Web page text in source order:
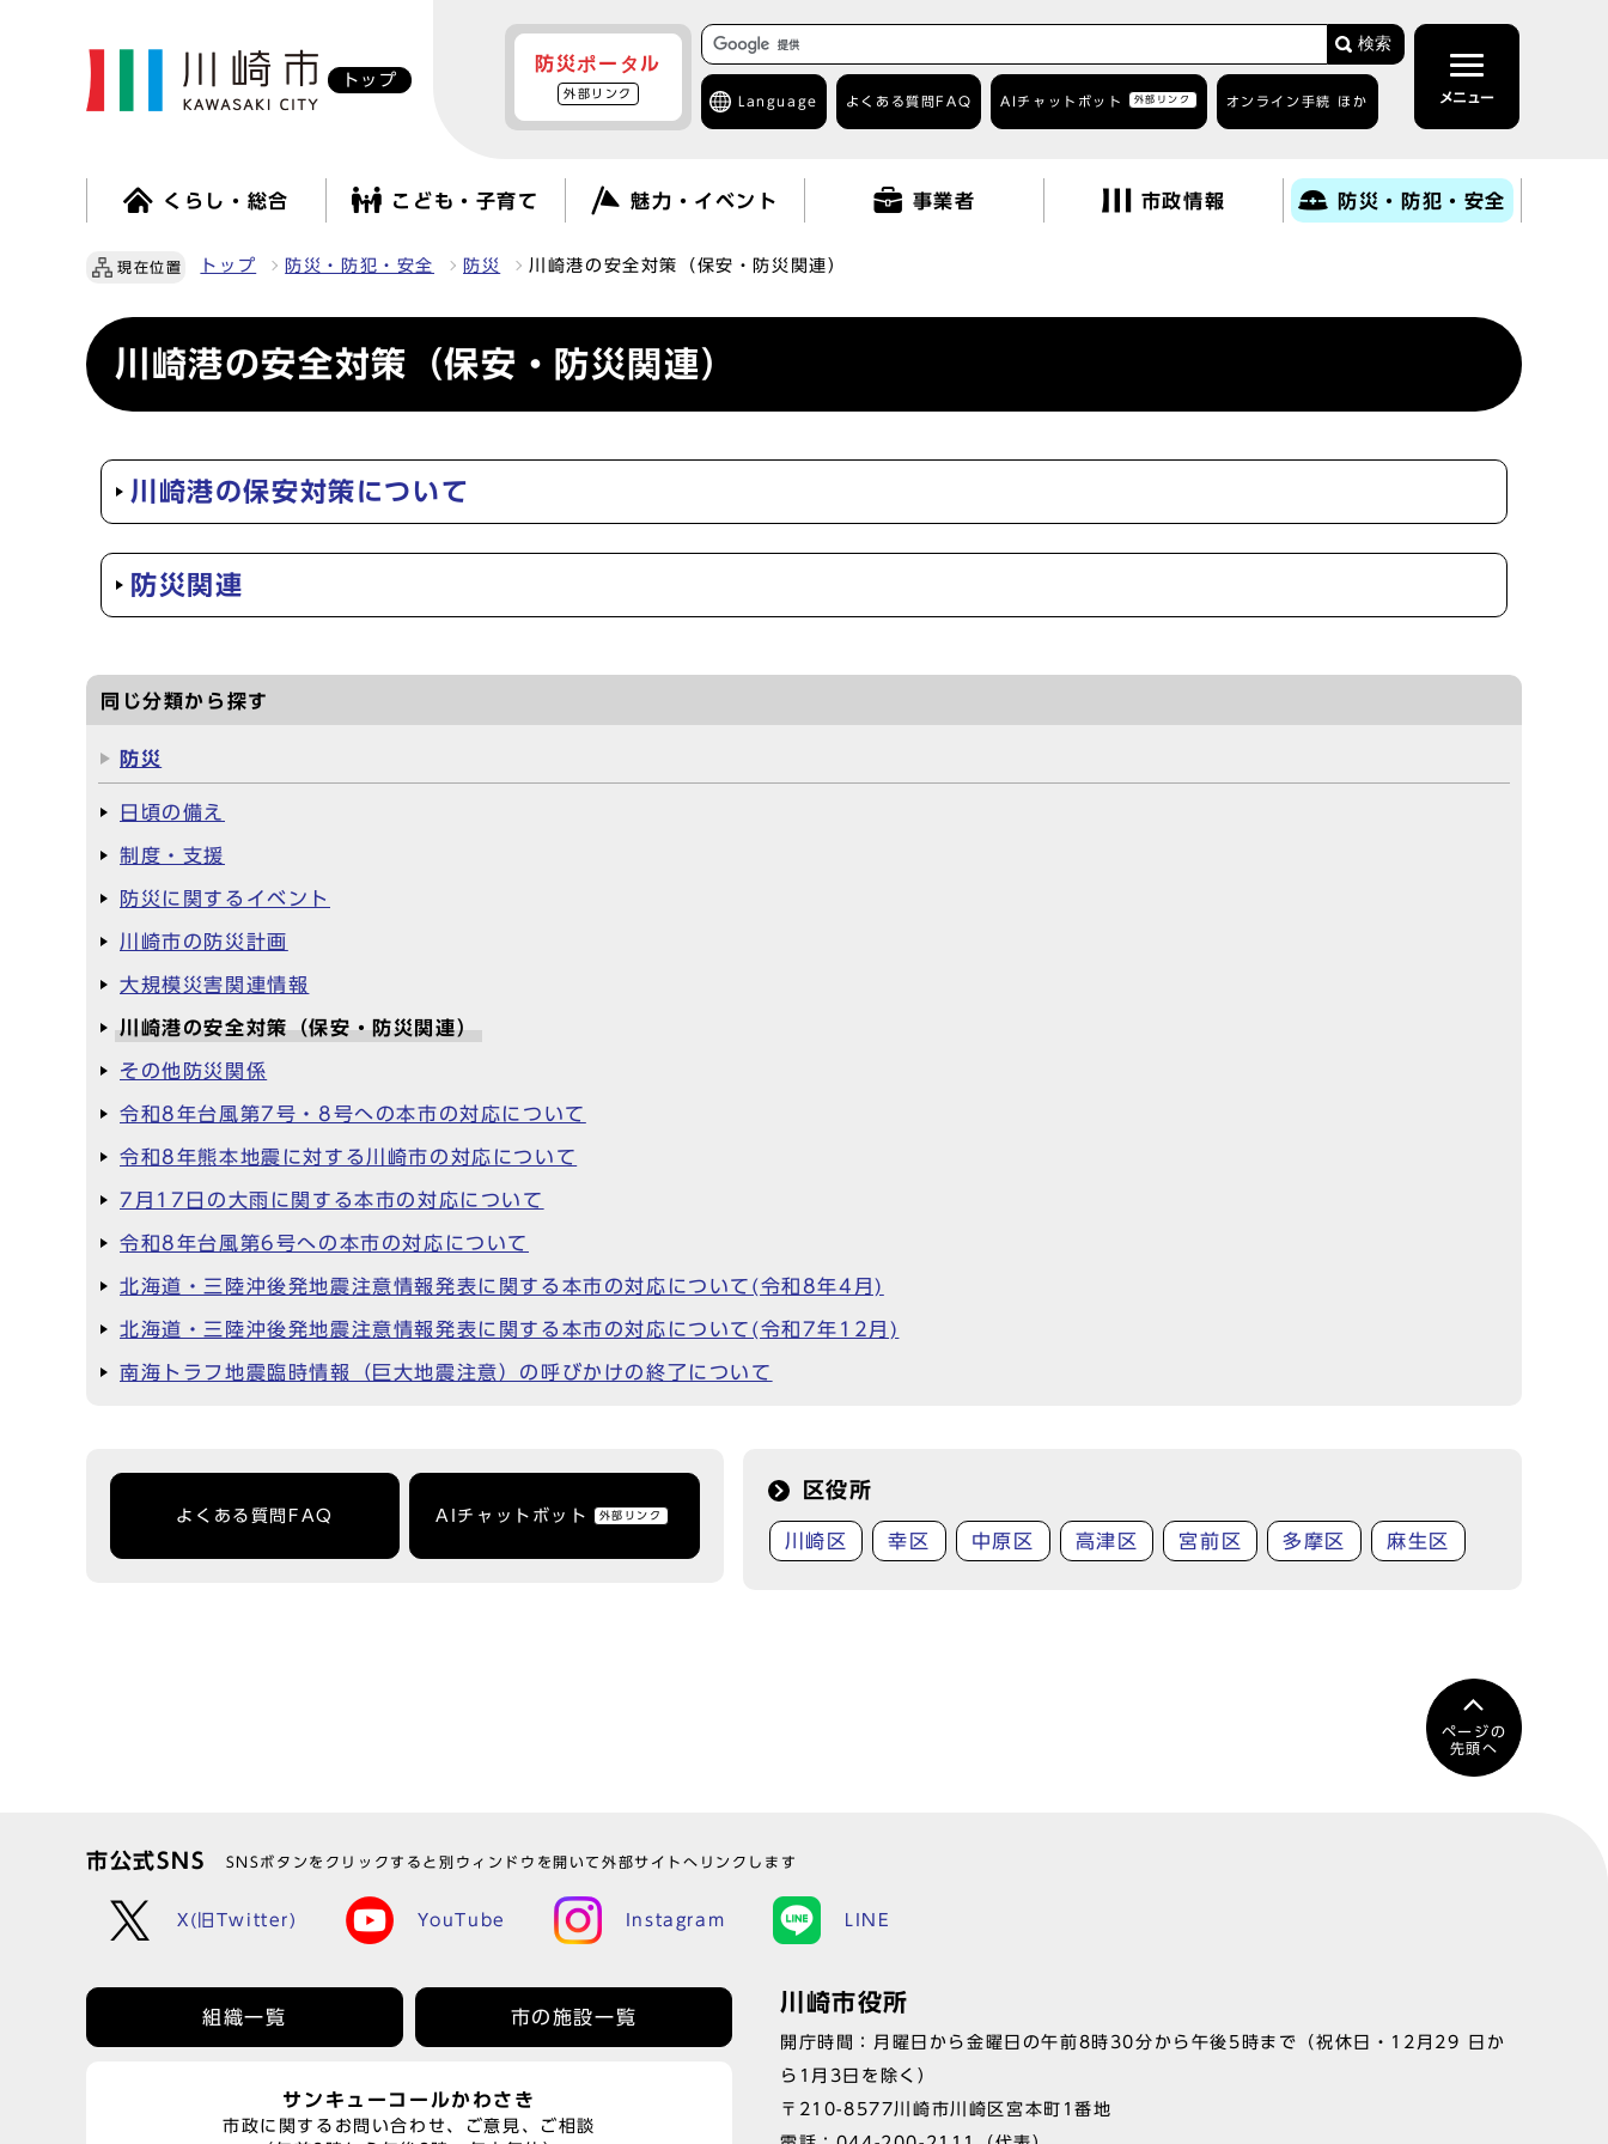
トップ
防災ポータル
外部リンク
検索
Language よくある質問 FAQ AIチャットボット 外部リンク オンライン手続 ほか メニュー
くらし・総合 こども・子育て 魅力・イベント 事業者 市政情報 防災・防犯・安全
現在位置 トップ 防災・防犯・安全 防災 川崎港の安全対策（保安・防災関連）
川崎港の安全対策（保安・防災関連）
川崎港の保安対策について
防災関連
同じ分類から探す
防災
日頃の備え
制度・支援
防災に関するイベント
川崎市の防災計画
大規模災害関連情報
川崎港の安全対策（保安・防災関連）
その他防災関係
令和8年台風第7号・8号への本市の対応について
令和8年熊本地震に対する川崎市の対応について
7月17日の大雨に関する本市の対応について
令和8年台風第6号への本市の対応について
北海道・三陸沖後発地震注意情報発表に関する本市の対応について(令和8年4月)
北海道・三陸沖後発地震注意情報発表に関する本市の対応について(令和7年12月)
南海トラフ地震臨時情報（巨大地震注意）の呼びかけの終了について
よくある質問FAQ AIチャットボット 外部リンク
区役所
川崎区 幸区 中原区 高津区 宮前区 多摩区 麻生区
ページの
先頭へ
市公式SNS SNSボタンをクリックすると別ウィンドウを開いて外部サイトへリンクします
X(旧Twitter) YouTube Instagram LINE
組織一覧 市の施設一覧
サンキューコールかわさき
市政に関するお問い合わせ、ご意見、ご相談
川崎市役所
開庁時間：月曜日から金曜日の午前8時30分から午後5時まで（祝休日・12月29 日か
ら1月3日を除く）
〒210-8577川崎市川崎区宮本町1番地